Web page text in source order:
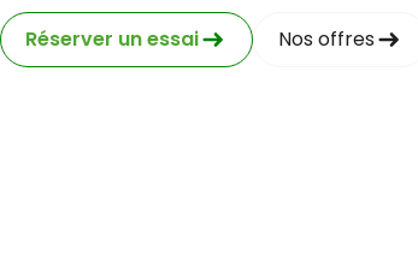
Réserver un essai Nos offres